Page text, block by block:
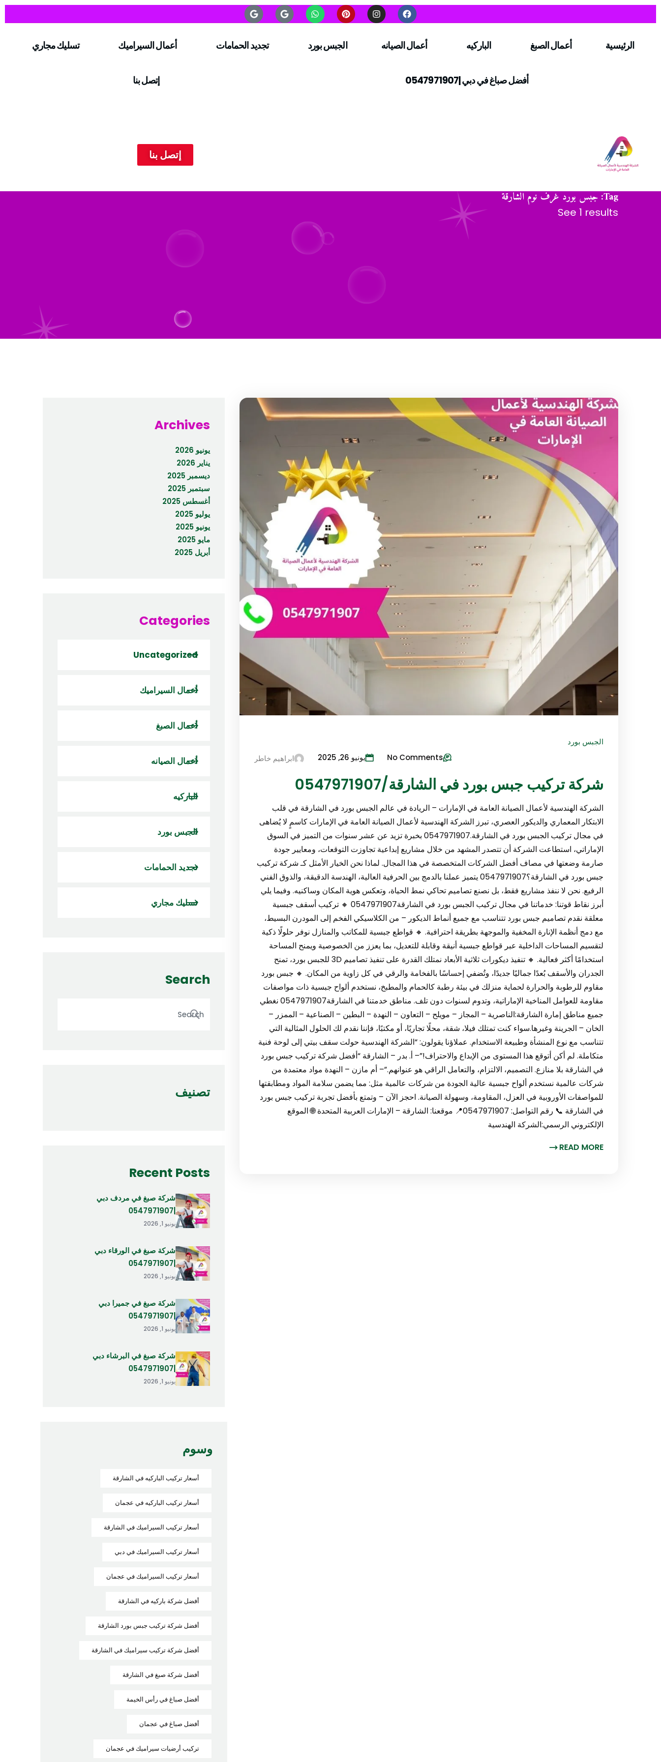
الرئيسية أعمال الصبغ الباركيه أعمال الصيانه الجبس بورد تجديد الحمامات أعمال السيراميك تسليك مجاري
أفضل صباغ في دبي |0547971907 إتصل بنا
إتصل بنا
Tag: جبس بورد غرف نوم الشارقة
See 1 results
الجبس بورد
ابراهيم خاطر
يونيو 26, 2025 No Comments
شركة تركيب جبس بورد في الشارقة/0547971907
الشركة الهندسية لأعمال الصيانة العامة في الإمارات – الريادة في عالم الجبس بورد في الشارقة في قلب
الابتكار المعماري والديكور العصري، تبرز الشركة الهندسية لأعمال الصيانة العامة في الإمارات كاسمٍ لا يُضاهى
في مجال تركيب الجبس بورد في الشارقة.0547971907 بخبرة تزيد عن عشر سنوات من التميز في السوق
الإماراتي، استطاعت الشركة أن تتصدر المشهد من خلال مشاريع إبداعية تجاوزت التوقعات، ومعايير جودة
صارمة وضعتها في مصاف أفضل الشركات المتخصصة في هذا المجال. لماذا نحن الخيار الأمثل كـ شركة تركيب
جبس بورد في الشارقة؟0547971907 يتميز عملنا بالدمج بين الحرفية العالية، الهندسة الدقيقة، والذوق الفني
الرفيع. نحن لا ننفذ مشاريع فقط، بل نصنع تصاميم تحاكي نمط الحياة، وتعكس هوية المكان وساكنيه. وفيما يلي
أبرز نقاط قوتنا: خدماتنا في مجال تركيب الجبس بورد في الشارقة0547971907 🔸 تركيب أسقف جبسية
معلقة نقدم تصاميم جبس بورد تتناسب مع جميع أنماط الديكور – من الكلاسيكي الفخم إلى المودرن البسيط،
مع دمج أنظمة الإنارة المخفية والموجهة بطريقة احترافية. 🔸 قواطع جبسية للمكاتب والمنازل نوفر حلولًا ذكية
لتقسيم المساحات الداخلية عبر قواطع جبسية أنيقة وقابلة للتعديل، بما يعزز من الخصوصية ويمنح المساحة
استخدامًا أكثر فعالية. 🔸 تنفيذ ديكورات ثلاثية الأبعاد نمتلك القدرة على تنفيذ تصاميم 3D للجبس بورد، تمنح
الجدران والأسقف بُعدًا جماليًا جديدًا، وتُضفي إحساسًا بالفخامة والرقي في كل زاوية من المكان. 🔸 جبس بورد
مقاوم للرطوبة والحرارة لحماية منزلك في بيئة رطبة كالحمام والمطبخ، نستخدم ألواح جبسية ذات مواصفات
مقاومة للعوامل المناخية الإماراتية، وتدوم لسنوات دون تلف. مناطق خدمتنا في الشارقة0547971907 نغطي
جميع مناطق إمارة الشارقة:الناصرية – المجاز – مويلح – التعاون – النهدة – البطين – الصناعية – الممزر –
الخان – الجرينة وغيرها.سواء كنت تمتلك فيلا، شقة، محلًا تجاريًا، أو مكتبًا، فإننا نقدم لك الحلول المثالية التي
تتناسب مع نوع المنشأة وطبيعة الاستخدام. عملاؤنا يقولون: “الشركة الهندسية حولت سقف بيتي إلى لوحة فنية
متكاملة. لم أكن أتوقع هذا المستوى من الإبداع والاحتراف!”– أ. بدر – الشارقة “أفضل شركة تركيب جبس بورد
في الشارقة بلا منازع. التصميم، الالتزام، والتعامل الراقي هو عنوانهم.”– أم مازن – النهدة مواد معتمدة من
شركات عالمية نستخدم ألواح جبسية عالية الجودة من شركات عالمية مثل: مما يضمن سلامة المواد ومطابقتها
للمواصفات الأوروبية في العزل، المقاومة، وسهولة الصيانة. احجز الآن – وتمتع بأفضل تجربة تركيب جبس بورد
في الشارقة 📞 رقم التواصل: 0547971907📍 موقعنا: الشارقة – الإمارات العربية المتحدة 🌐 الموقع
الإلكتروني الرسمي:الشركة الهندسية
READ MORE
Archives
يونيو 2026
يناير 2026
ديسمبر 2025
سبتمبر 2025
أغسطس 2025
يوليو 2025
يونيو 2025
مايو 2025
أبريل 2025
Categories
Uncategorized
أعمال السيراميك
أعمال الصبغ
أعمال الصيانه
الباركيه
الجبس بورد
تجديد الحمامات
تسليك مجاري
Search
تصنيف
Recent Posts
شركة صبغ في مردف دبي
يونيو 1, 2026
شركة صبغ في الورقاء دبي
يونيو 1, 2026
شركة صبغ في جميرا دبي
يونيو 1, 2026
شركة صبغ في البرشاء دبي
يونيو 1, 2026
وسوم
أسعار تركيب الباركيه في الشارقة
أسعار تركيب الباركيه في عجمان
أسعار تركيب السيراميك في الشارقة
أسعار تركيب السيراميك في دبي
أسعار تركيب السيراميك في عجمان
أفضل شركة باركيه في الشارقة
أفضل شركة تركيب جبس بورد الشارقة
أفضل شركة تركيب سيراميك في الشارقة
أفضل شركة صبغ في الشارقة
أفضل صباغ في رأس الخيمة
أفضل صباغ في عجمان
تركيب أرضيات سيراميك في عجمان